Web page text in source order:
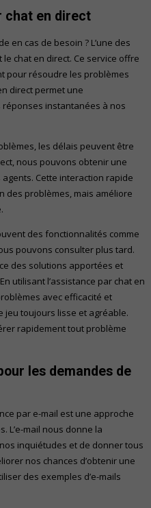
chat en direct
en cas de besoin ? L’une des
chat en direct. Ce service offre
pour résoudre les problèmes
direct permet une
instantanées à nos
les délais peuvent être
nous pouvons obtenir une
Cette interaction rapide
des problèmes, mais améliore
des fonctionnalités comme
pouvons consulter plus tard.
des solutions apportées et
utilisant l’assistance par chat en
avec efficacité et
jeu toujours lisse et agréable.
rapidement tout problème
les demandes de
par e-mail est une approche
L’e-mail nous donne la
inquiétudes et de donner tous
nos chances d’obtenir une
des exemples d’e-mails